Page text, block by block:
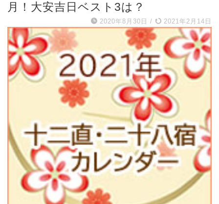
月！大安吉日ベスト3は？
2020年8月30日 / 2021年2月14日